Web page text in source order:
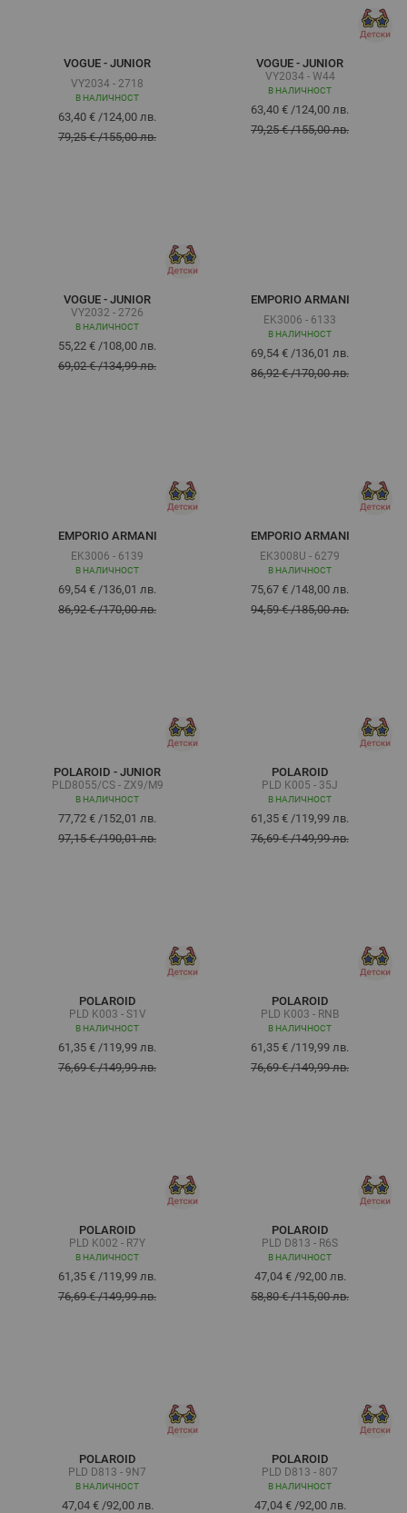
VOGUE - JUNIOR
VY2034 - 2718
В НАЛИЧНОСТ
63,40 € /124,00 лв.
79,25 €/155,00 лв.
VOGUE - JUNIOR
VY2034 - W44
В НАЛИЧНОСТ
63,40 € /124,00 лв.
79,25 €/155,00 лв.
VOGUE - JUNIOR
VY2032 - 2726
В НАЛИЧНОСТ
55,22 € /108,00 лв.
69,02 €/134,99 лв.
EMPORIO ARMANI
EK3006 - 6133
В НАЛИЧНОСТ
69,54 € /136,01 лв.
86,92 €/170,00 лв.
EMPORIO ARMANI
EK3006 - 6139
В НАЛИЧНОСТ
69,54 € /136,01 лв.
86,92 €/170,00 лв.
EMPORIO ARMANI
EK3008U - 6279
В НАЛИЧНОСТ
75,67 € /148,00 лв.
94,59 €/185,00 лв.
POLAROID - JUNIOR
PLD8055/CS - ZX9/M9
В НАЛИЧНОСТ
77,72 € /152,01 лв.
97,15 €/190,01 лв.
POLAROID
PLD K005 - 35J
В НАЛИЧНОСТ
61,35 € /119,99 лв.
76,69 €/149,99 лв.
POLAROID
PLD K003 - S1V
В НАЛИЧНОСТ
61,35 € /119,99 лв.
76,69 €/149,99 лв.
POLAROID
PLD K003 - RNB
В НАЛИЧНОСТ
61,35 € /119,99 лв.
76,69 €/149,99 лв.
POLAROID
PLD K002 - R7Y
В НАЛИЧНОСТ
61,35 € /119,99 лв.
76,69 €/149,99 лв.
POLAROID
PLD D813 - R6S
В НАЛИЧНОСТ
47,04 €/92,00 лв.
58,80 €/115,00 лв.
POLAROID
PLD D813 - 9N7
В НАЛИЧНОСТ
47,04 €/92,00 лв.
POLAROID
PLD D813 - 807
В НАЛИЧНОСТ
47,04 €/92,00 лв.